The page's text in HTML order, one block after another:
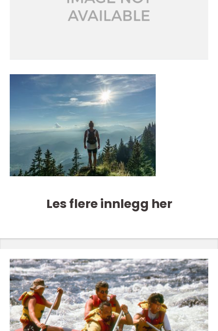
Les flere innlegg her